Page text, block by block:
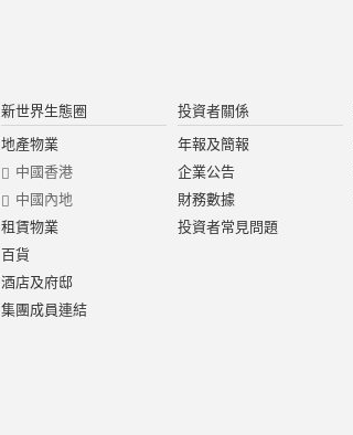
新世界生態圈
地產物業
中國香港
中國內地
租賃物業
百貨
酒店及府邸
集團成員連結
投資者關係
年報及簡報
企業公告
財務數據
投資者常見問題